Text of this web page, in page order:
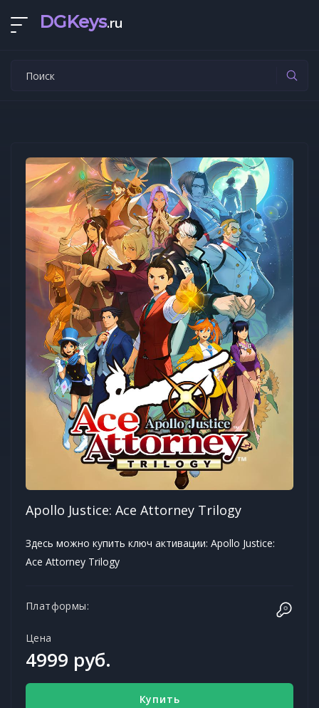
DGKeys.ru
Apollo Justice: Ace Attorney Trilogy
Здесь можно купить ключ активации: Apollo Justice:
Ace Attorney Trilogy
Платформы:
Цена
4999 руб.
Купить